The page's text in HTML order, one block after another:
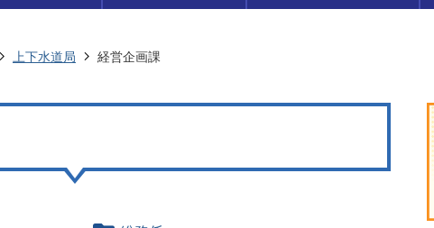
上下水道局 経営企画課